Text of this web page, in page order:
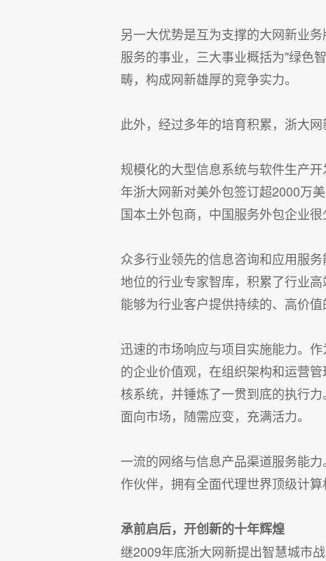
另一大优势是互为支撑的大网新业
服务的事业，三大事业概括为"绿色
畴，构成网新雄厚的竞争实力。
此外，经过多年的培育积累，浙大网
规模化的大型信息系统与软件生产
年浙大网新对美外包签订超2000万
国本土外包商，中国服务外包企业
众多行业领先的信息咨询和应用服
地位的行业专家智库，积累了行业
能够为行业客户提供持续的、高价值
迅速的市场响应与项目实施能力。
的企业价值观，在组织架构和运营
核系统，并锤炼了一贯到底的执行
面向市场，随需应变，充满活力。
一流的网络与信息产品渠道服务能
作伙伴，拥有全面代理世界顶级计
承前启后，开创新的十年辉煌
继2009年底浙大网新提出智慧城市